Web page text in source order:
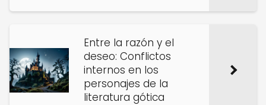
Entre la razón y el
deseo: Conflictos
internos en los
personajes de la
literatura gótica